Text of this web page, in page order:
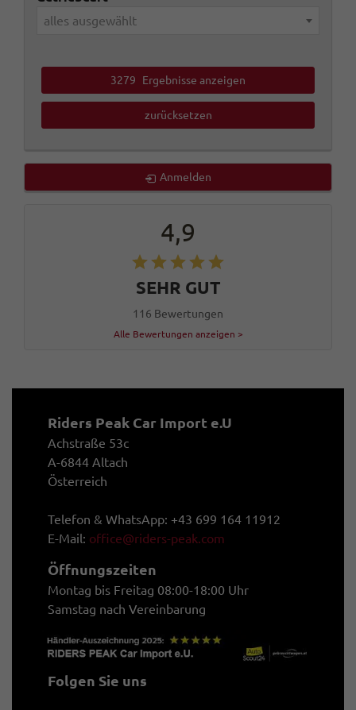
alles ausgewählt
3279 Ergebnisse anzeigen
zurücksetzen
Anmelden
4,9
SEHR GUT
116 Bewertungen
Alle Bewertungen anzeigen >
Riders Peak Car Import e.U
Achstraße 53c
A-6844 Altach
Österreich
Telefon & WhatsApp: +43 699 164 11912
E-Mail: office@riders-peak.com
Öffnungszeiten
Montag bis Freitag 08:00-18:00 Uhr
Samstag nach Vereinbarung
Folgen Sie uns